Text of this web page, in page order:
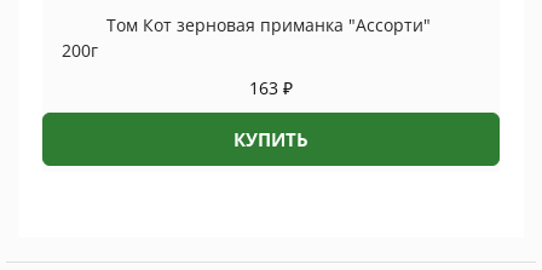
Том Кот зерновая приманка "Ассорти"
200г
163 ₽
КУПИТЬ